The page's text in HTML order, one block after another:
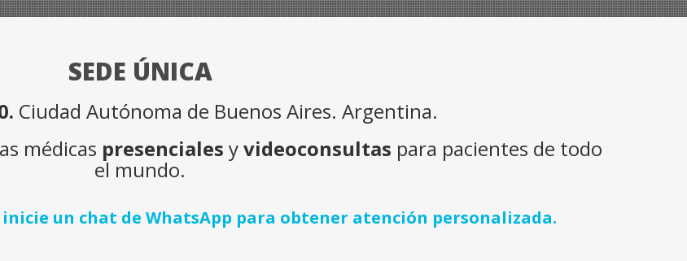
SEDE ÚNICA
Ciudad Autónoma de Buenos Aires. Argentina.
médicas presenciales yvideoconsultas para pacientes de todo
el mundo.
un chat de WhatsApp para obtener atención personalizada.